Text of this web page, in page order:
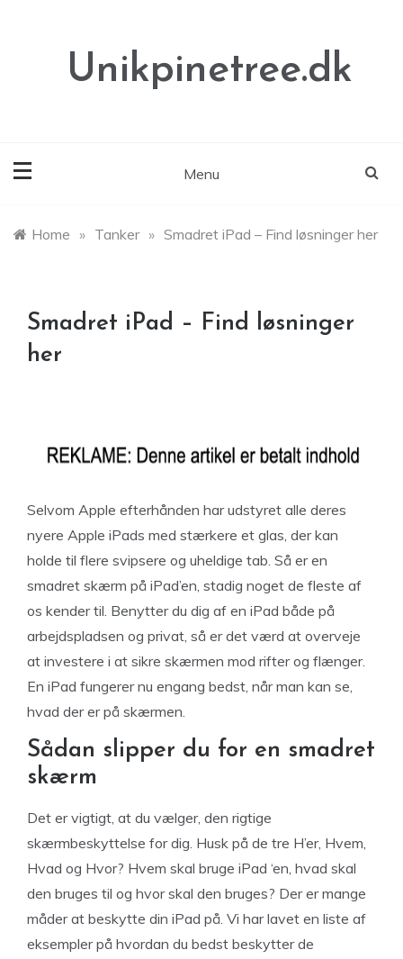
Unikpinetree.dk
Menu
Home » Tanker » Smadret iPad – Find løsninger her
Smadret iPad – Find løsninger
her
Selvom Apple efterhånden har udstyret alle deres
nyere Apple iPads med stærkere et glas, der kan
holde til flere svipsere og uheldige tab. Så er en
smadret skærm på iPad’en, stadig noget de fleste af
os kender til. Benytter du dig af en iPad både på
arbejdspladsen og privat, så er det værd at overveje
at investere i at sikre skærmen mod rifter og flænger.
En iPad fungerer nu engang bedst, når man kan se,
hvad der er på skærmen.
Sådan slipper du for en smadret
skærm
Det er vigtigt, at du vælger, den rigtige
skærmbeskyttelse for dig. Husk på de tre H’er, Hvem,
Hvad og Hvor? Hvem skal bruge iPad ‘en, hvad skal
den bruges til og hvor skal den bruges? Der er mange
måder at beskytte din iPad på. Vi har lavet en liste af
eksempler på hvordan du bedst beskytter de